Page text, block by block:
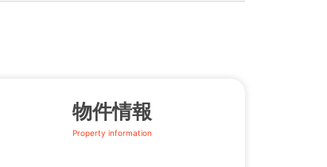
物件情報
Property information